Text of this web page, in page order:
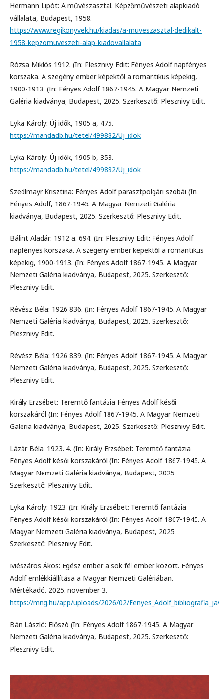
Hermann Lipót: A művészasztal. Képzőművészeti alapkiadó
vállalata, Budapest, 1958.
https://www.regikonyvek.hu/kiadas/a-muveszasztal-dedikalt-
1958-kepzomuveszeti-alap-kiadovallalata
Rózsa Miklós 1912. (In: Plesznivy Edit: Fényes Adolf napfényes
korszaka. A szegény ember képektől a romantikus képekig,
1900-1913. (In: Fényes Adolf 1867-1945. A Magyar Nemzeti
Galéria kiadványa, Budapest, 2025. Szerkesztő: Plesznivy Edit.
Lyka Károly: Új idők, 1905 a, 475.
https://mandadb.hu/tetel/499882/Uj_idok
Lyka Károly: Új idők, 1905 b, 353.
https://mandadb.hu/tetel/499882/Uj_idok
Szedlmayr Krisztina: Fényes Adolf parasztpolgári szobái (In:
Fényes Adolf, 1867-1945. A Magyar Nemzeti Galéria
kiadványa, Budapest, 2025. Szerkesztő: Plesznivy Edit.
Bálint Aladár: 1912 a. 694. (In: Plesznivy Edit: Fényes Adolf
napfényes korszaka. A szegény ember képektől a romantikus
képekig, 1900-1913. (In: Fényes Adolf 1867-1945. A Magyar
Nemzeti Galéria kiadványa, Budapest, 2025. Szerkesztő:
Plesznivy Edit.
Révész Béla: 1926 836. (In: Fényes Adolf 1867-1945. A Magyar
Nemzeti Galéria kiadványa, Budapest, 2025. Szerkesztő:
Plesznivy Edit.
Révész Béla: 1926 839. (In: Fényes Adolf 1867-1945. A Magyar
Nemzeti Galéria kiadványa, Budapest, 2025. Szerkesztő:
Plesznivy Edit.
Király Erzsébet: Teremtő fantázia Fényes Adolf késői
korszakáról (In: Fényes Adolf 1867-1945. A Magyar Nemzeti
Galéria kiadványa, Budapest, 2025. Szerkesztő: Plesznivy Edit.
Lázár Béla: 1923. 4. (In: Király Erzsébet: Teremtő fantázia
Fényes Adolf késői korszakáról (In: Fényes Adolf 1867-1945. A
Magyar Nemzeti Galéria kiadványa, Budapest, 2025.
Szerkesztő: Plesznivy Edit.
Lyka Károly: 1923. (In: Király Erzsébet: Teremtő fantázia
Fényes Adolf késői korszakáról (In: Fényes Adolf 1867-1945. A
Magyar Nemzeti Galéria kiadványa, Budapest, 2025.
Szerkesztő: Plesznivy Edit.
Mészáros Ákos: Egész ember a sok fél ember között. Fényes
Adolf emlékkiállítása a Magyar Nemzeti Galériában.
Mértékadó. 2025. november 3.
https://mng.hu/app/uploads/2026/02/
Bán László: Előszó (In: Fényes Adolf 1867-1945. A Magyar
Nemzeti Galéria kiadványa, Budapest, 2025. Szerkesztő:
Plesznivy Edit.